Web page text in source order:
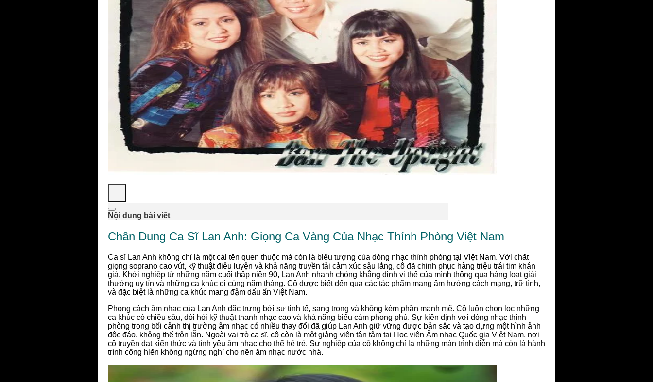
Nội dung bài viết
Chân Dung Ca Sĩ Lan Anh: Giọng Ca Vàng Của Nhạc Thính Phòng Việt Nam
Ca sĩ Lan Anh không chỉ là một cái tên quen thuộc mà còn là biểu tượng của dòng nhạc thính phòng tại Việt Nam. Với chất
giọng soprano cao vút, kỹ thuật điêu luyện và khả năng truyền tải cảm xúc sâu lắng, cô đã chinh phục hàng triệu trái tim khán
giả. Khởi nghiệp từ những năm cuối thập niên 90, Lan Anh nhanh chóng khẳng định vị thế của mình thông qua hàng loạt giải
thưởng uy tín và những ca khúc đi cùng năm tháng. Cô được biết đến qua các tác phẩm mang âm hưởng cách mạng, trữ tình,
và đặc biệt là những ca khúc mang đậm dấu ấn Việt Nam.
Phong cách âm nhạc của Lan Anh đặc trưng bởi sự tinh tế, sang trọng và không kém phần mạnh mẽ. Cô luôn chọn lọc những
ca khúc có chiều sâu, đòi hỏi kỹ thuật thanh nhạc cao và khả năng biểu cảm phong phú. Sự kiên định với dòng nhạc thính
phòng trong bối cảnh thị trường âm nhạc có nhiều thay đổi đã giúp Lan Anh giữ vững được bản sắc và tạo dựng một hình ảnh
độc đáo, không thể trộn lẫn. Ngoài vai trò ca sĩ, cô còn là một giảng viên tận tâm tại Học viện Âm nhạc Quốc gia Việt Nam, nơi
cô truyền đạt kiến thức và tình yêu âm nhạc cho thế hệ trẻ. Sự nghiệp của cô không chỉ là những màn trình diễn mà còn là hành
trình cống hiến không ngừng nghỉ cho nền âm nhạc nước nhà.